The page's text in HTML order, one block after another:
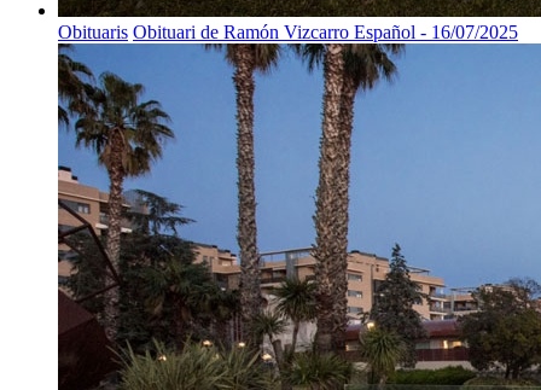
Obituaris Obituari de Ramón Vizcarro Español - 16/07/2025